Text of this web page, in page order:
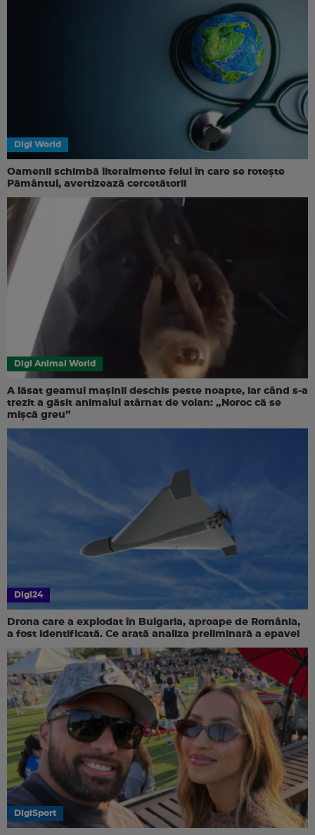
Digi World
Oamenii schimbă literalmente felul în care se rotește
Pământul, avertizează cercetătorii
Digi Animal World
A lăsat geamul mașinii deschis peste noapte, iar când s-a
trezit a găsit animalul atârnat de volan: „Noroc că se
mișcă greu”
Digi24
Drona care a explodat în Bulgaria, aproape de România,
a fost identificată. Ce arată analiza preliminară a epavei
DigiSport